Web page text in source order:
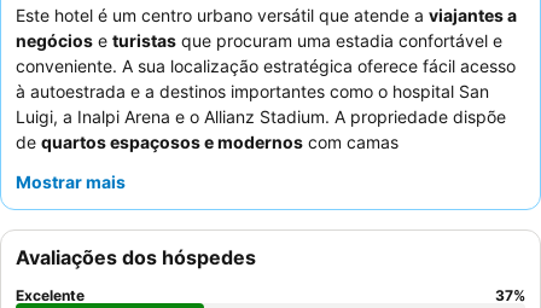
Este hotel é um centro urbano versátil que atende a viajantes a
negócios e turistas que procuram uma estadia confortável e
conveniente. A sua localização estratégica oferece fácil acesso
à autoestrada e a destinos importantes como o hospital San
Luigi, a Inalpi Arena e o Allianz Stadium. A propriedade dispõe
de quartos espaçosos e modernos com camas
descanso. Os hóspedes elogiam consistentemente a
recebe comentários positivos pela qualidade do seu serviço de
jantar. Para uma estadia mais tranquila, os hóspedes devem
considerar solicitar um quarto virado para longe da zona
Mostrar mais
Avaliações dos hóspedes
Excelente 37%